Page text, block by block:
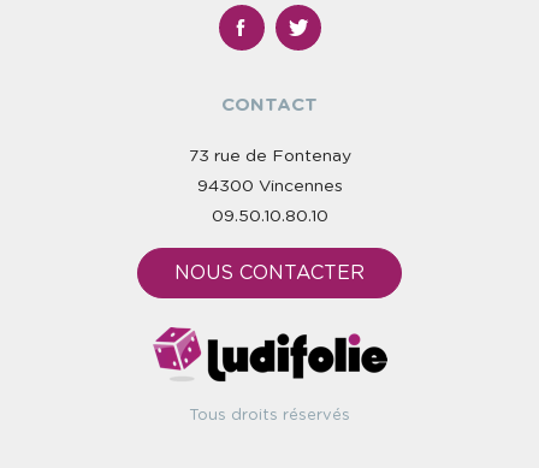
CONTACT
73 rue de Fontenay
94300 Vincennes
09.50.10.80.10
NOUS CONTACTER
Tous droits réservés